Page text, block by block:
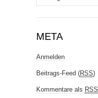
META
Anmelden
Beitrags-Feed (RSS)
Kommentare als RSS